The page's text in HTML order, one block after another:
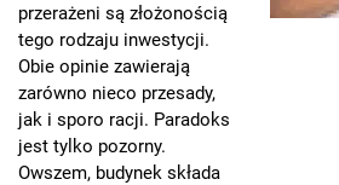
przerażeni są złożonością
tego rodzaju inwestycji.
Obie opinie zawierają
zarówno nieco przesady,
jak i sporo racji. Paradoks
jest tylko pozorny.
Owszem, budynek składa